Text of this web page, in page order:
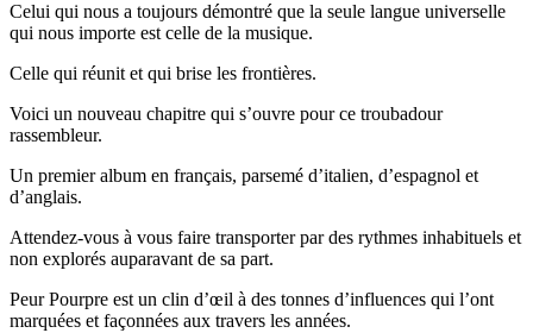
Celui qui nous a toujours démontré que la seule langue universelle
qui nous importe est celle de la musique.
Celle qui réunit et qui brise les frontières.
Voici un nouveau chapitre qui s’ouvre pour ce troubadour
rassembleur.
Un premier album en français, parsemé d’italien, d’espagnol et
d’anglais.
Attendez-vous à vous faire transporter par des rythmes inhabituels et
non explorés auparavant de sa part.
Peur Pourpre est un clin d’œil à des tonnes d’influences qui l’ont
marquées et façonnées aux travers les années.